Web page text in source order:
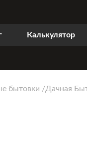
Калькулятор
бытовки Дачная